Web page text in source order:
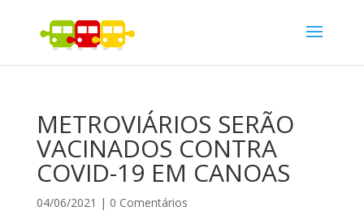
METROVIÁRIOS SERÃO
VACINADOS CONTRA
COVID-19 EM CANOAS
04/06/2021 | 0 Comentários